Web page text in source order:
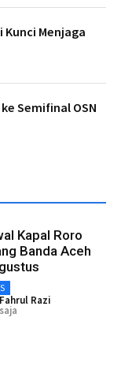
Menjaga
Semifinal OSN
Kapal Roro
Banda Aceh
Fahrul Razi